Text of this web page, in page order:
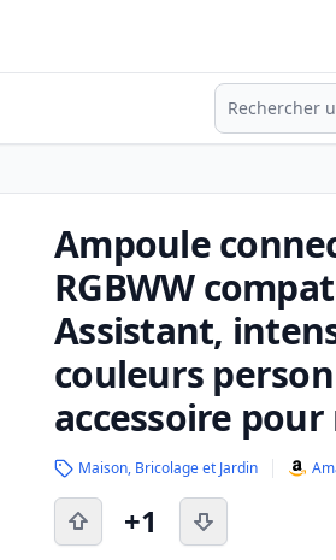
Recherche
Ampoule
RGBWW
Assistant,
couleurs
accessoire
Maison, Bricolage et Jardin
+1